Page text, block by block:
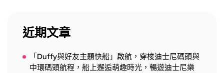
近期文章
「Duffy與好友主題快船」啟航，穿梭迪士尼碼頭與
中環碼頭航程，船上邂逅萌趣時光，暢遊迪士尼樂